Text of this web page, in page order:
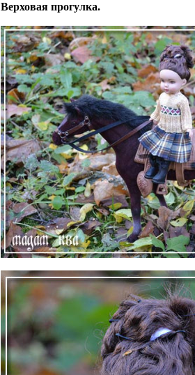
Верховая прогулка.